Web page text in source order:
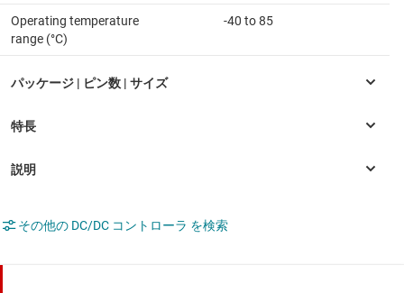
Operating temperature
range (°C)
-40 to 85
その他の DC/DC コントローラ を検索